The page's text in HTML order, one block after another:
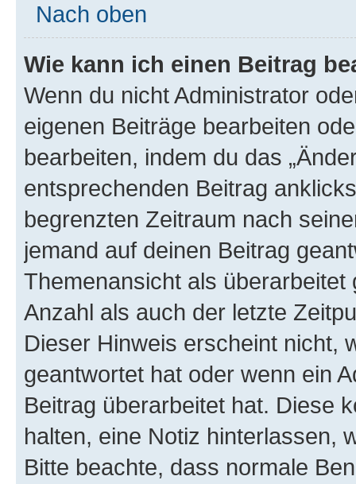
Nach oben
Wie kann ich einen Beitrag
Wenn du nicht Administrator
eigenen Beiträge bearbeiten
bearbeiten, indem du das
entsprechenden Beitrag
begrenzten Zeitraum nach
jemand auf deinen Beitrag
Themenansicht als
Anzahl als auch der letzte
Dieser Hinweis erscheint nicht,
geantwortet hat oder wenn ein
Beitrag überarbeitet hat. Diese
halten, eine Notiz hinterlassen,
Bitte beachte, dass normale